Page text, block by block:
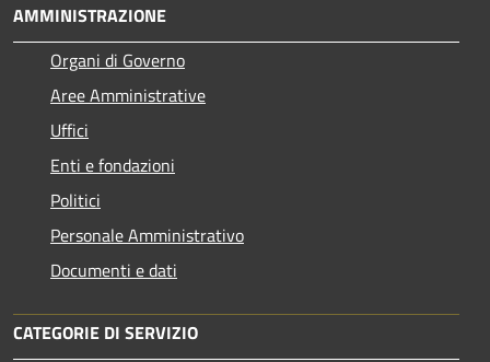
AMMINISTRAZIONE
Organi di Governo
Aree Amministrative
Uffici
Enti e fondazioni
Politici
Personale Amministrativo
Documenti e dati
CATEGORIE DI SERVIZIO